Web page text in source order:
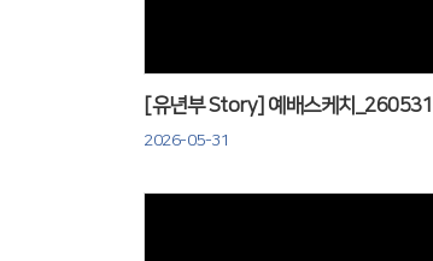
[유년부 Story] 예배스케치_260531
2026-05-31